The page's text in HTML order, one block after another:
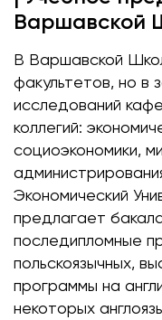
Варшавской
В Варшавской
факультетов, но в
исследований
коллегий:
социоэкономики,
Экономический
предлагает
последипломные
польскоязычных,
программы на
некоторых